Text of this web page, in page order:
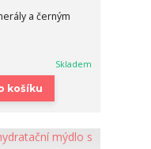
a černým
Skladem
košíku